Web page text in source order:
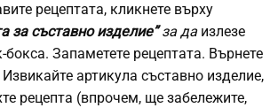
рецептата, кликнете върху
за съставно изделие”за да излезе
бокса. Запаметете рецептата. Върнете
Извикайте артикула съставно изделие,
рецепта (впрочем, ще забележите,